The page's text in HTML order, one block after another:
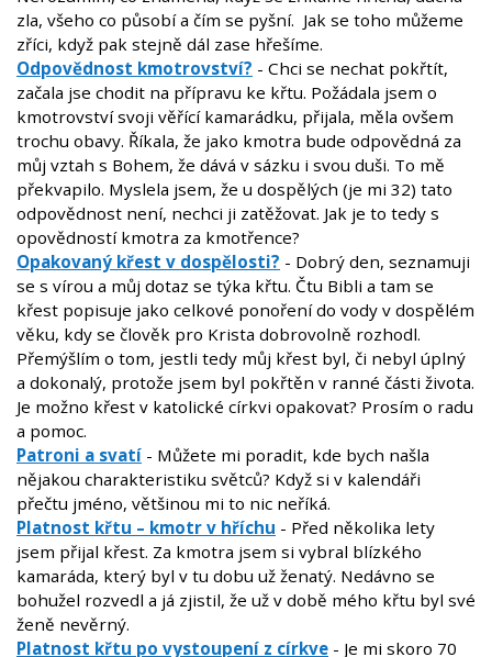
zla, všeho co působí a čím se pyšní. Jak se toho můžeme
zříci, když pak stejně dál zase hřešíme.
Odpovědnost kmotrovství? - Chci se nechat pokřtít,
začala jse chodit na přípravu ke křtu. Požádala jsem o
kmotrovství svoji věřící kamarádku, přijala, měla ovšem
trochu obavy. Říkala, že jako kmotra bude odpovědná za
můj vztah s Bohem, že dává v sázku i svou duši. To mě
překvapilo. Myslela jsem, že u dospělých (je mi 32) tato
odpovědnost není, nechci ji zatěžovat. Jak je to tedy s
opovědností kmotra za kmotřence?
Opakovaný křest v dospělosti? - Dobrý den, seznamuji
se s vírou a můj dotaz se týka křtu. Čtu Bibli a tam se
křest popisuje jako celkové ponoření do vody v dospělém
věku, kdy se člověk pro Krista dobrovolně rozhodl.
Přemýšlím o tom, jestli tedy můj křest byl, či nebyl úplný
a dokonalý, protože jsem byl pokřtěn v ranné části života.
Je možno křest v katolické církvi opakovat? Prosím o radu
a pomoc.
Patroni a svatí - Můžete mi poradit, kde bych našla
nějakou charakteristiku světců? Když si v kalendáři
přečtu jméno, většinou mi to nic neříká.
Platnost křtu – kmotr v hříchu - Před několika lety
jsem přijal křest. Za kmotra jsem si vybral blízkého
kamaráda, který byl v tu dobu už ženatý. Nedávno se
bohužel rozvedl a já zjistil, že už v době mého křtu byl své
ženě nevěrný.
Platnost křtu po vystoupení z církve - Je mi skoro 70